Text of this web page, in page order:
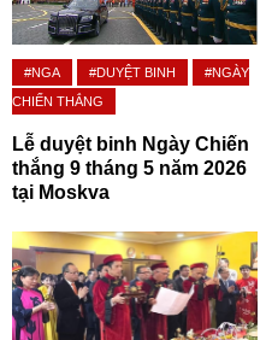
#NGA #DUYỆT BINH
#NGÀY
CHIẾN THẮNG
Lễ duyệt binh Ngày Chiến
thắng 9 tháng 5 năm 2026
tại Moskva